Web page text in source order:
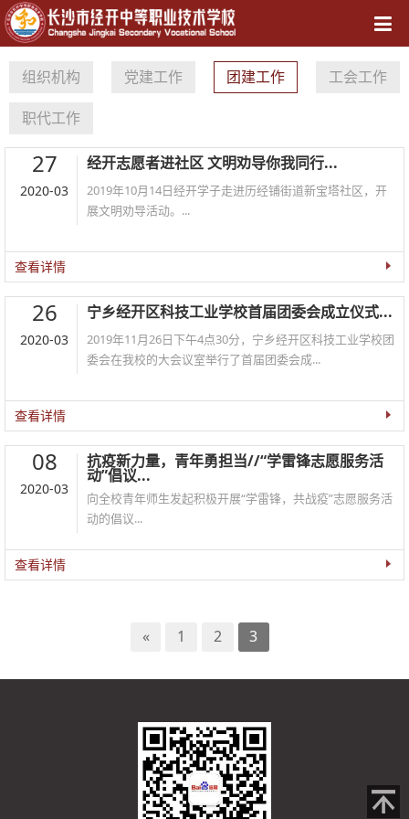
导航
组织机构 党建工作 团建工作 工会工作
职代工作
27
2020-03
经开志愿者进社区 文明劝导你我同行...
2019年10月14日经开学子走进历经铺街道新宝塔社区，开
展文明劝导活动。...
查看详情
26
2020-03
宁乡经开区科技工业学校首届团委会成立仪式...
2019年11月26日下午4点30分，宁乡经开区科技工业学校团
委会在我校的大会议室举行了首届团委会成...
查看详情
08
2020-03
抗疫新力量，青年勇担当//“学雷锋志愿服务活
动”倡议...
向全校青年师生发起积极开展“学雷锋，共战疫”志愿服务活
动的倡议...
查看详情
« 1 2 3